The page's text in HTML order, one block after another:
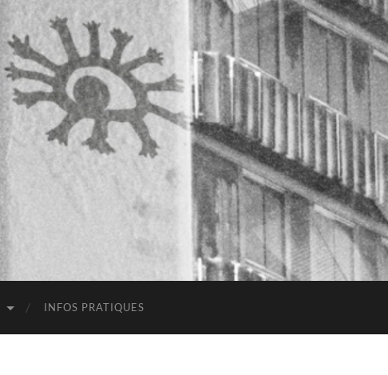
INFOS PRATIQUES